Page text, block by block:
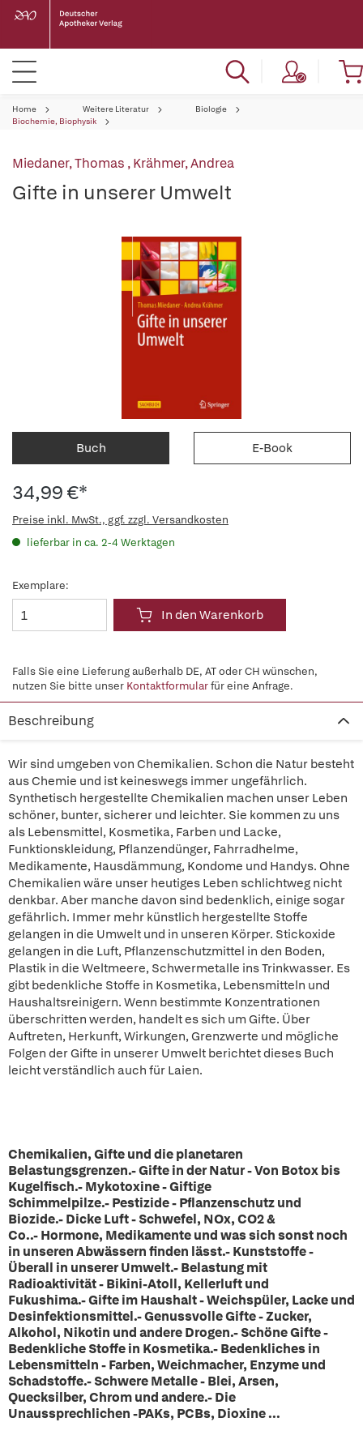
Home Weitere Literatur
Biologie
Biochemie, Biophysik
Miedaner, Thomas ,Krähmer, Andrea
Gifte in unserer Umwelt
Buch E-Book
34,99 €*
Preise inkl. MwSt., ggf. zzgl. Versandkosten
lieferbar in ca. 2-4 Werktagen
Exemplare:
In den Warenkorb
Falls Sie eine Lieferung außerhalb DE, AT oder CH wünschen,
nutzen Sie bitte unser Kontaktformularfür eine Anfrage.
Beschreibung
Wir sind umgeben von Chemikalien. Schon die Natur besteht
aus Chemie und ist keineswegs immer ungefährlich.
Synthetisch hergestellte Chemikalien machen unser Leben
schöner, bunter, sicherer und leichter. Sie kommen zu uns
als Lebensmittel, Kosmetika, Farben und Lacke,
Funktionskleidung, Pflanzendünger, Fahrradhelme,
Medikamente, Hausdämmung, Kondome und Handys. Ohne
Chemikalien wäre unser heutiges Leben schlichtweg nicht
denkbar. Aber manche davon sind bedenklich, einige sogar
gefährlich. Immer mehr künstlich hergestellte Stoffe
gelangen in die Umwelt und in unseren Körper. Stickoxide
gelangen in die Luft, Pflanzenschutzmittel in den Boden,
Plastik in die Weltmeere, Schwermetalle ins Trinkwasser. Es
gibt bedenkliche Stoffe in Kosmetika, Lebensmitteln und
Haushaltsreinigern. Wenn bestimmte Konzentrationen
überschritten werden, handelt es sich um Gifte. Über
Auftreten, Herkunft, Wirkungen, Grenzwerte und mögliche
Folgen der Gifte in unserer Umwelt berichtet dieses Buch
leicht verständlich auch für Laien.
Chemikalien, Gifte und die planetaren
Belastungsgrenzen.- Gifte in der Natur - Von Botox bis
Kugelfisch.- Mykotoxine - Giftige
Schimmelpilze.- Pestizide - Pflanzenschutz und
Biozide.- Dicke Luft - Schwefel, NOx, CO2 &
Co..- Hormone, Medikamente und was sich sonst noch
in unseren Abwässern finden lässt.- Kunststoffe -
Überall in unserer Umwelt.- Belastung mit
Radioaktivität - Bikini-Atoll, Kellerluft und
Fukushima.- Gifte im Haushalt - Weichspüler, Lacke und
Desinfektionsmittel.- Genussvolle Gifte - Zucker,
Alkohol, Nikotin und andere Drogen.- Schöne Gifte -
Bedenkliche Stoffe in Kosmetika.- Bedenkliches in
Lebensmitteln - Farben, Weichmacher, Enzyme und
Schadstoffe.- Schwere Metalle - Blei, Arsen,
Quecksilber, Chrom und andere.- Die
Unaussprechlichen -PAKs, PCBs, Dioxine ...